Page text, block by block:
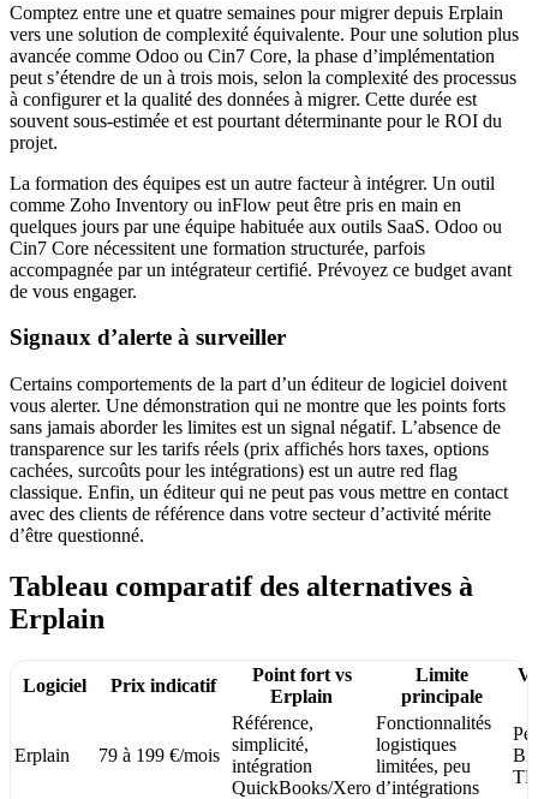
Comptez entre une et quatre semaines pour migrer depuis Erplain
vers une solution de complexité équivalente. Pour une solution plus
avancée comme Odoo ou Cin7 Core, la phase d’implémentation
peut s’étendre de un à trois mois, selon la complexité des processus
à configurer et la qualité des données à migrer. Cette durée est
souvent sous-estimée et est pourtant déterminante pour le ROI du
projet.
La formation des équipes est un autre facteur à intégrer. Un outil
comme Zoho Inventory ou inFlow peut être pris en main en
quelques jours par une équipe habituée aux outils SaaS. Odoo ou
Cin7 Core nécessitent une formation structurée, parfois
accompagnée par un intégrateur certifié. Prévoyez ce budget avant
de vous engager.
Signaux d’alerte à surveiller
Certains comportements de la part d’un éditeur de logiciel doivent
vous alerter. Une démonstration qui ne montre que les points forts
sans jamais aborder les limites est un signal négatif. L’absence de
transparence sur les tarifs réels (prix affichés hors taxes, options
cachées, surcoûts pour les intégrations) est un autre red flag
classique. Enfin, un éditeur qui ne peut pas vous mettre en contact
avec des clients de référence dans votre secteur d’activité mérite
d’être questionné.
Tableau comparatif des alternatives à
Erplain
Logiciel Prix indicatif
Point fort vs
Erplain
Limite
principale
Erplain 79 à 199 €/mois
Référence,
simplicité,
intégration
QuickBooks/Xero
Fonctionnalités
logistiques
limitées, peu
d’intégrations